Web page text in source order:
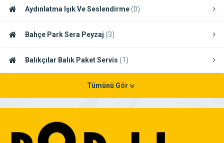
Aydınlatma Işık Ve Seslendirme (0)
Bahçe Park Sera Peyzaj (3)
Balıkçılar Balık Paket Servis (1)
Tümünü Gör